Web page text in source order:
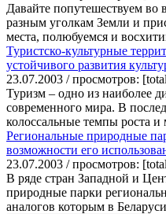
Давайте попутешествуем
разным уголкам Земли и
места, полюбуемся и
Туристско-культурные
устойчивого развития
23.07.2003 / просмотров:
Туризм – одно из наиболее
современного мира. В
колоссальные темпы роста
Региональные природные
возможности его
23.07.2003 / просмотров:
В ряде стран Западной и
природные парки
аналогов которым в